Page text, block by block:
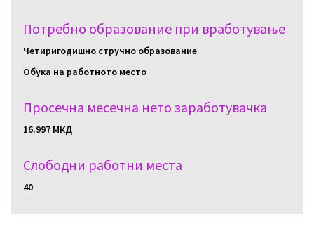
Потребно образование при вработување
Четиригодишно стручно образование
Обука на работното место
Просечна месечна нето заработувачка
16.997 МКД
Слободни работни местa
40